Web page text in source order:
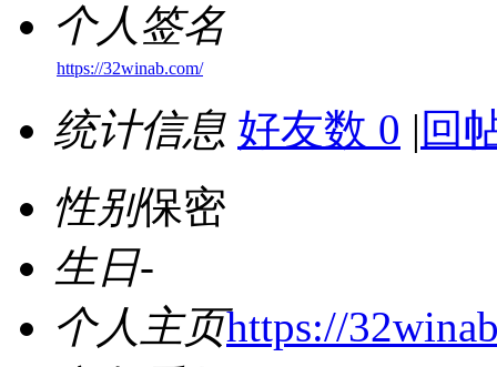
个人签名
https://32winab.com/
统计信息 好友数 0 | 回
性别保密
生日-
个人主页https://